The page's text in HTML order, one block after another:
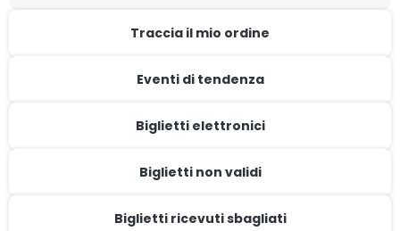
Traccia il mio ordine
Eventi di tendenza
Biglietti elettronici
Biglietti non validi
Biglietti ricevuti sbagliati